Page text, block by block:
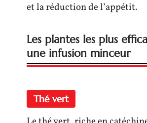
et la réduction de l’appétit.
Les plantes les plus
une infusion minceur
Thé vert